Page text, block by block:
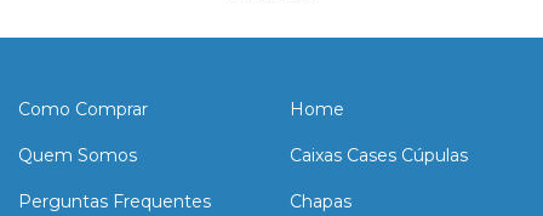
Como Comprar
Quem Somos
Perguntas Frequentes
Home
Caixas Cases Cúpulas
Chapas